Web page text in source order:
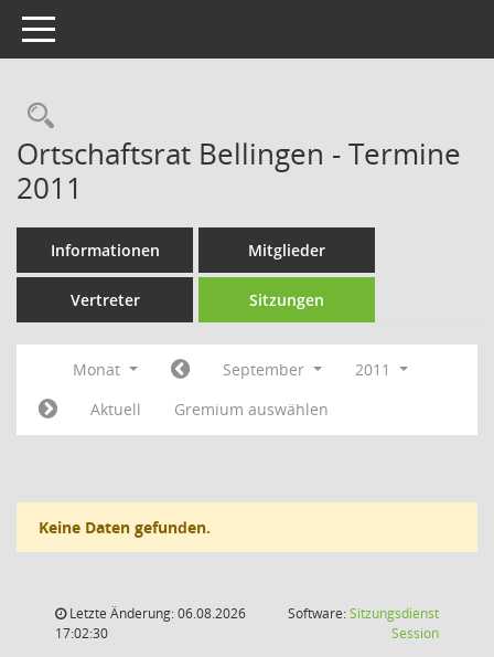
Toggle navigation
Rechercheauswahl
Ortschaftsrat Bellingen - Termine
2011
Informationen Mitglieder
Vertreter Sitzungen
Monat September
2011
Aktuell
Gremium auswählen
Keine Daten gefunden.
Letzte Änderung: 06.08.2026
17:02:30
Software:Sitzungsdienst
Session(Wird in